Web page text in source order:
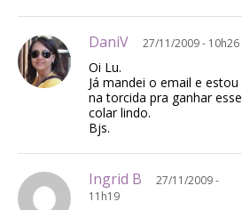
DaniV 27/11/2009 - 10h26
Oi Lu.
Já mandei o email e estou
na torcida pra ganhar esse
colar lindo.
Bjs.
Ingrid B
27/11/2009 -
11h19